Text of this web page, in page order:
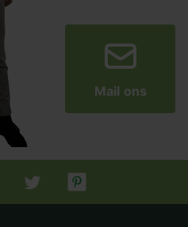
Mail ons
op Facebookop Instagram
Tuincentrum.nl op Twitter
Tuincentrum.nl op